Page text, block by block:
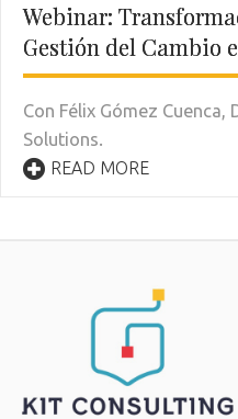
Webinar:
Gestión del Cambio
Con Félix Gómez Cuenca,
Solutions.
READ MORE